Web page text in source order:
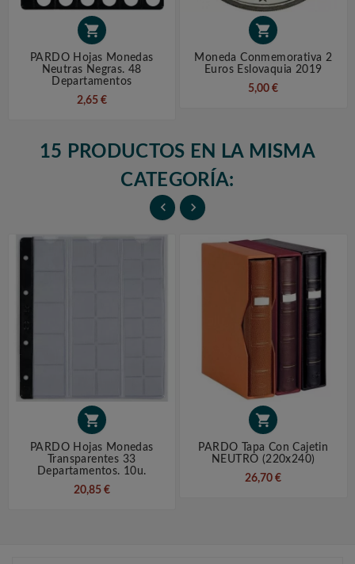

PARDO Hojas Monedas
Neutras Negras. 48
Departamentos
2,65 €

Moneda Conmemorativa 2
Euros Eslovaquia 2019
5,00 €
15 PRODUCTOS EN LA MISMA
CATEGORÍA:
 

PARDO Hojas Monedas
Transparentes 33
Departamentos. 10u.
20,85 €

PARDO Tapa Con Cajetin
NEUTRO (220x240)
26,70 €